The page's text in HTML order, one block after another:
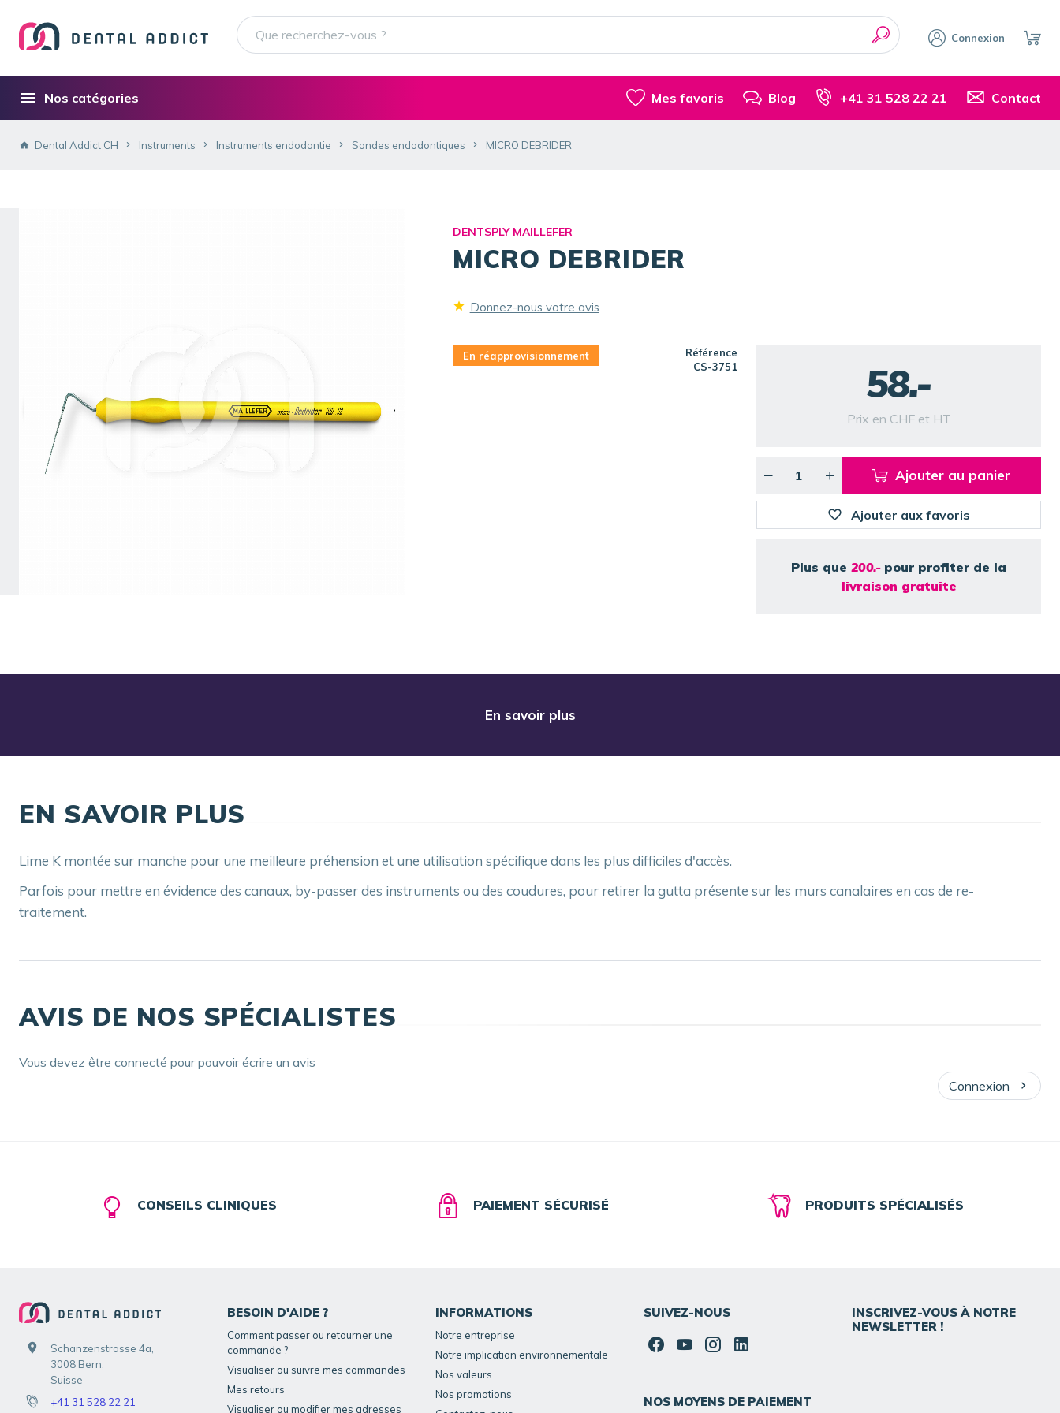
Connexion
Nos catégories Mes favoris Blog Contact
+41 31 528 22 21
Dental Addict CH Instruments Instruments endodontie Sondes endodontiques MICRO DEBRIDER
DENTSPLY MAILLEFER
MICRO DEBRIDER
Donnez-nous votre avis
58.-
Prix en CHF et HT
En réapprovisionnement
Référence
CS-3751
Ajouter au panier
Ajouter aux favoris
Plus que200.-pour profiter de la
livraison gratuite
En savoir plus
EN SAVOIR PLUS
Lime K montée sur manche pour une meilleure préhension et une utilisation spécifique dans les plus difficiles d'accès.
Parfois pour mettre en évidence des canaux, by-passer des instruments ou des coudures, pour retirer la gutta présente sur les murs canalaires en cas de re-
traitement.
AVIS DE NOS SPÉCIALISTES
Vous devez être connecté pour pouvoir écrire un avis
Connexion
CONSEILS CLINIQUES PAIEMENT SÉCURISÉ PRODUITS SPÉCIALISÉS
Schanzenstrasse 4a,
3008 Bern,
Suisse
+41 31 528 22 21
BESOIN D'AIDE ?
Comment passer ou retourner une
commande ?
Visualiser ou suivre mes commandes
Mes retours
Visualiser ou modifier mes adresses
INFORMATIONS
Notre entreprise
Notre implication environnementale
Nos valeurs
Nos promotions
SUIVEZ-NOUS
NOS MOYENS DE PAIEMENT
INSCRIVEZ-VOUS À NOTRE
NEWSLETTER !